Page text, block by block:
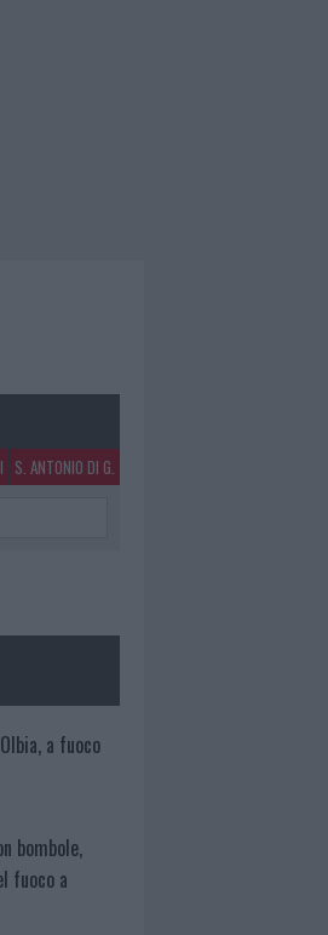
S. ANTONIO DI G.
a fuoco
bombole,
fuoco a